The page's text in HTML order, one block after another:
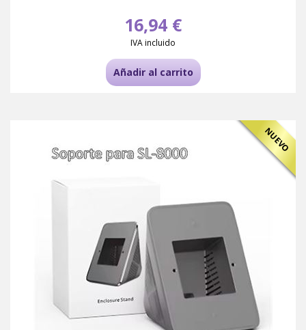
16,94 €
IVA incluido
Añadir al carrito
NUEVO